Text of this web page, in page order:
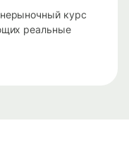
курс
реальные